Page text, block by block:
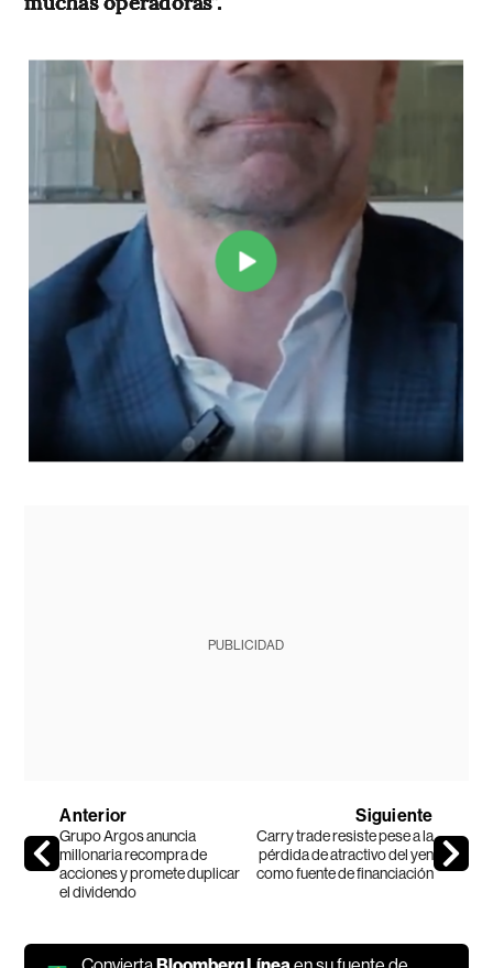
PUBLICIDAD
Anterior
Grupo Argos anuncia
millonaria recompra de
acciones y promete duplicar
el dividendo
Siguiente
Carry trade resiste pese a la
pérdida de atractivo del yen
como fuente de financiación